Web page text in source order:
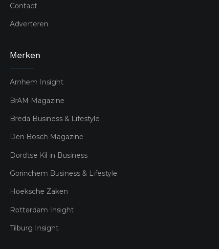
Contact
Adverteren
Merken
Arnhem Insight
BrAM Magazine
Breda Business & Lifestyle
Den Bosch Magazine
Dordtse Kil in Business
Gorinchem Business & Lifestyle
Hoeksche Zaken
Rotterdam Insight
Tilburg Insight